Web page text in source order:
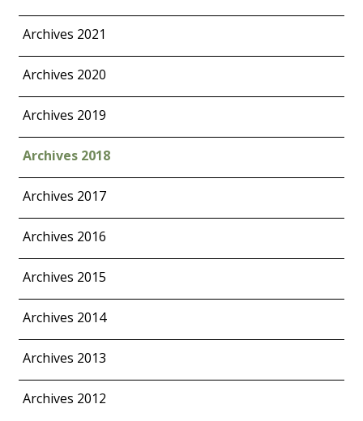
Archives 2021
Archives 2020
Archives 2019
Archives 2018
Archives 2017
Archives 2016
Archives 2015
Archives 2014
Archives 2013
Archives 2012